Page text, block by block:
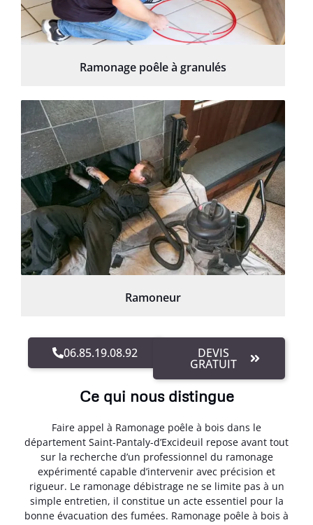
Ramonage poêle à granulés
Ramoneur
06.85.19.08.92 DEVIS
GRATUIT
Ce qui nous distingue
Faire appel à Ramonage poêle à bois dans le
département Saint-Pantaly-d’Excideuil repose avant tout
sur la recherche d’un professionnel du ramonage
expérimenté capable d’intervenir avec précision et
rigueur. Le ramonage débistrage ne se limite pas à un
simple entretien, il constitue un acte essentiel pour la
bonne évacuation des fumées. Ramonage poêle à bois à